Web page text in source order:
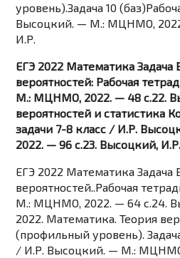
уровень).Задача 10
Высоцкий. — М.: МЦНМО,
И.Р.
ЕГЭ 2022 Математика Задача
вероятностей: Рабочая
М.: МЦНМО, 2022. — 48 c.22.
вероятностей и статистика
задачи 7-8 класс / И.Р.
2022. — 96 c.23. Высоцкий, И.Р.
ЕГЭ 2022 Математика Задача
вероятностей..Рабочая
М.: МЦНМО, 2022. — 64 c.24.
2022. Математика. Теория
(профильный уровень).
/ И.Р. Высоцкий. — М.: